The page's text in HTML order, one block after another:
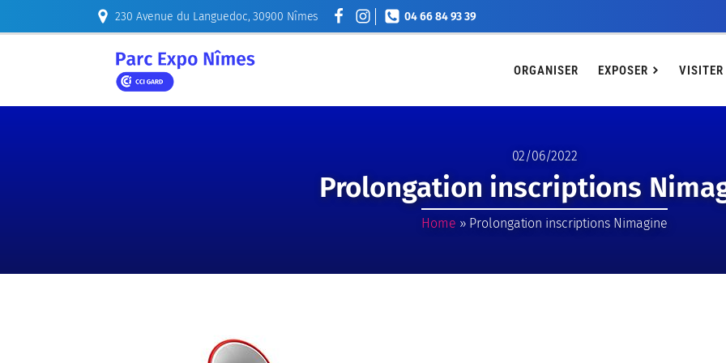
230 Avenue du Languedoc, 30900 Nîmes 04 66 84 93 39
Agenda Billetterie
ORGANISER EXPOSER VISITER
02/06/2022
Prolongation inscriptions
Home » Prolongation inscriptions Nimagine